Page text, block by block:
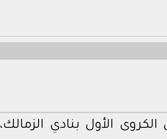
الأول بنادي الزمالك،